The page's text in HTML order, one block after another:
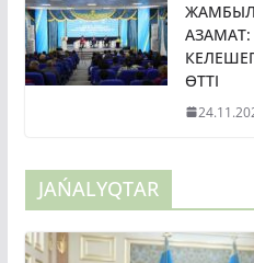
АЗАМАТ:
ӨТТІ
JAŃALYQTAR